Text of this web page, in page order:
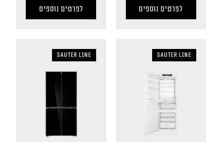
לפרטים נוספים לפרטים נוספים
sauter LINE
sauter LINE